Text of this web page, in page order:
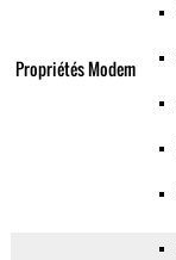
Propriétés Modem